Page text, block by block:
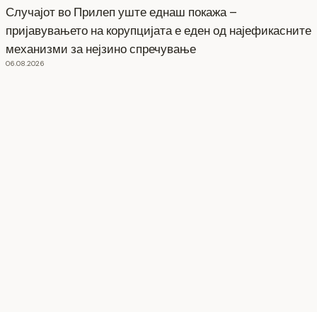
Случајот во Прилеп уште еднаш покажа –
пријавувањето на корупцијата е еден од најефикасните
механизми за нејзино спречување
06.08.2026